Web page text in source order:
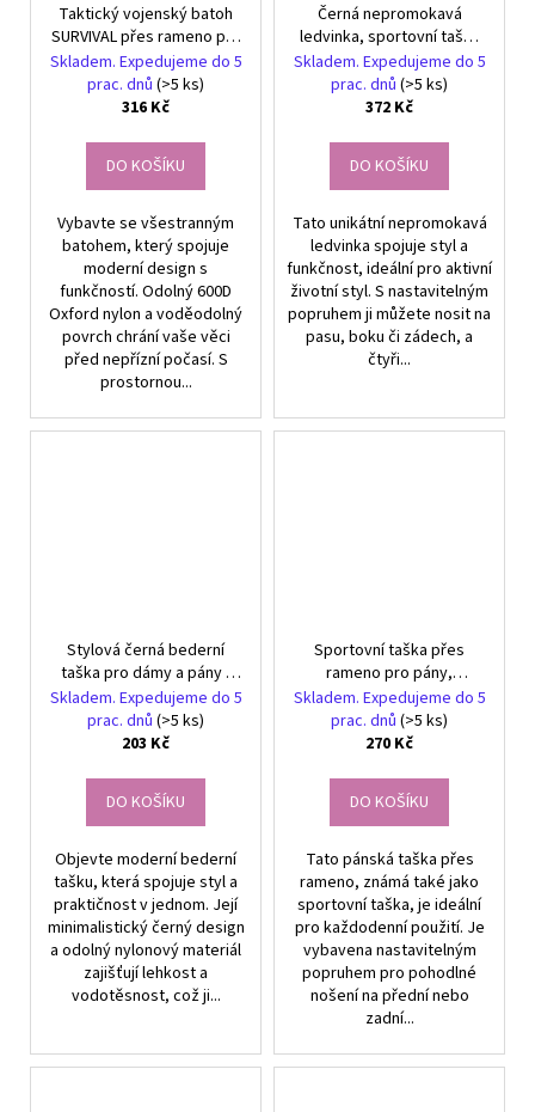
Taktický vojenský batoh
SURVIVAL přes rameno pro
outdoorové aktivity
Skladem. Expedujeme do 5
prac. dnů (>5 ks)
316 Kč
DO KOŠÍKU
Vybavte se všestranným
batohem, který spojuje
moderní design s
funkčností. Odolný 600D
Oxford nylon a voděodolný
povrch chrání vaše věci
před nepřízní počasí. S
prostornou...
Černá nepromokavá
ledvinka, sportovní taška
s ramenním popruhem
Skladem. Expedujeme do 5
prac. dnů (>5 ks)
372 Kč
DO KOŠÍKU
Tato unikátní nepromokavá
ledvinka spojuje styl a
funkčnost, ideální pro aktivní
životní styl. S nastavitelným
popruhem ji můžete nosit na
pasu, boku či zádech, a
čtyři...
Stylová černá bederní
taška pro dámy a pány -
Ideální doplněk pro aktivní
životní styl
Skladem. Expedujeme do 5
prac. dnů (>5 ks)
203 Kč
DO KOŠÍKU
Objevte moderní bederní
tašku, která spojuje styl a
praktičnost v jednom. Její
minimalistický černý design
a odolný nylonový materiál
zajišťují lehkost a
vodotěsnost, což ji...
Sportovní taška přes
rameno pro pány,
syntetická tkanina Oxford,
70-130 cm, 16x23x7 cm
Skladem. Expedujeme do 5
prac. dnů (>5 ks)
270 Kč
DO KOŠÍKU
Tato pánská taška přes
rameno, známá také jako
sportovní taška, je ideální
pro každodenní použití. Je
vybavena nastavitelným
popruhem pro pohodlné
nošení na přední nebo
zadní...